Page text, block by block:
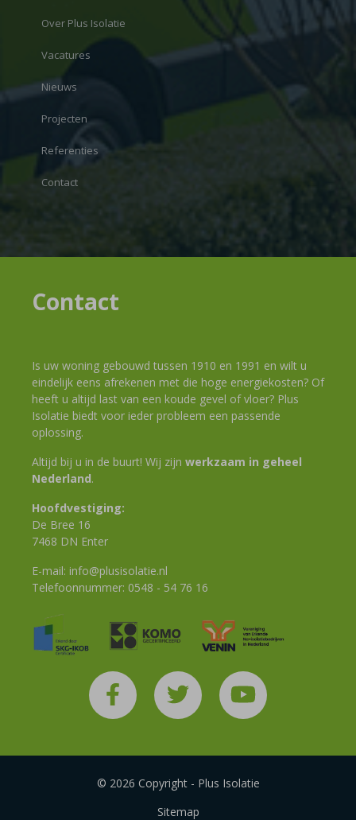
Over Plus Isolatie
Vacatures
Nieuws
Projecten
Referenties
Contact
Contact
Is uw woning gebouwd tussen 1910 en 1991 en wilt u
eindelijk eens afrekenen met die hoge energiekosten? Of
heeft u altijd last van een koude gevel of vloer? Plus
Isolatie biedt voor ieder probleem een passende
oplossing.
Altijd bij u in de buurt! Wij zijn werkzaam in geheel
Nederland.
Hoofdvestiging:
De Bree 16
7468 DN Enter
E-mail: info@plusisolatie.nl
Telefoonnummer: 0548 - 54 76 16
© 2026 Copyright - Plus Isolatie
Sitemap